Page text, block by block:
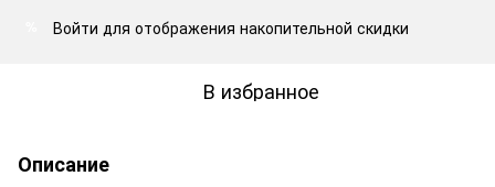
Войти для отображения накопительной скидки
В избранное
Описание